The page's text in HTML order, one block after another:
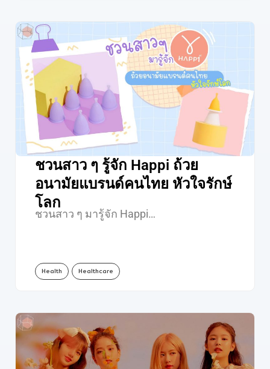
ชวนสาว ๆ รู้จัก Happi ถ้วย
อนามัยแบรนด์คนไทย หัวใจรักษ์
โลก
ชวนสาว ๆ มารู้จัก Happi…
Health Healthcare